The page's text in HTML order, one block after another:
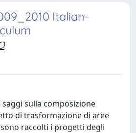
Italian-
sulla composizione
di trasformazione di aree
raccolti i progetti degli